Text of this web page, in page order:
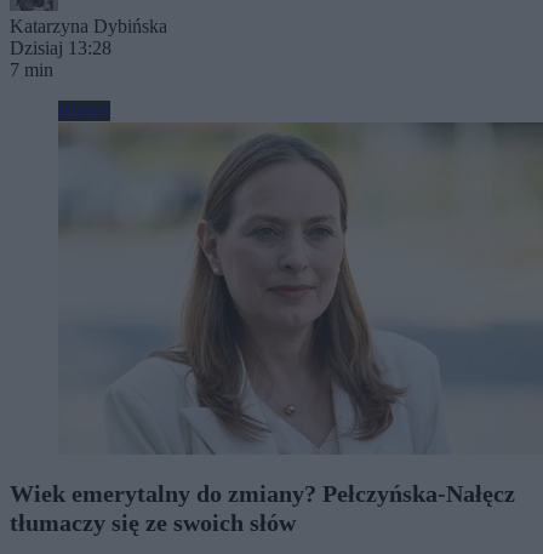
Katarzyna Dybińska
Dzisiaj 13:28
7 min
Biznes
Wiek emerytalny do zmiany? Pełczyńska-Nałęcz
tłumaczy się ze swoich słów